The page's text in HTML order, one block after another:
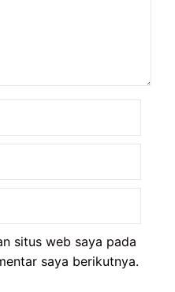
situs web saya pada
saya berikutnya.